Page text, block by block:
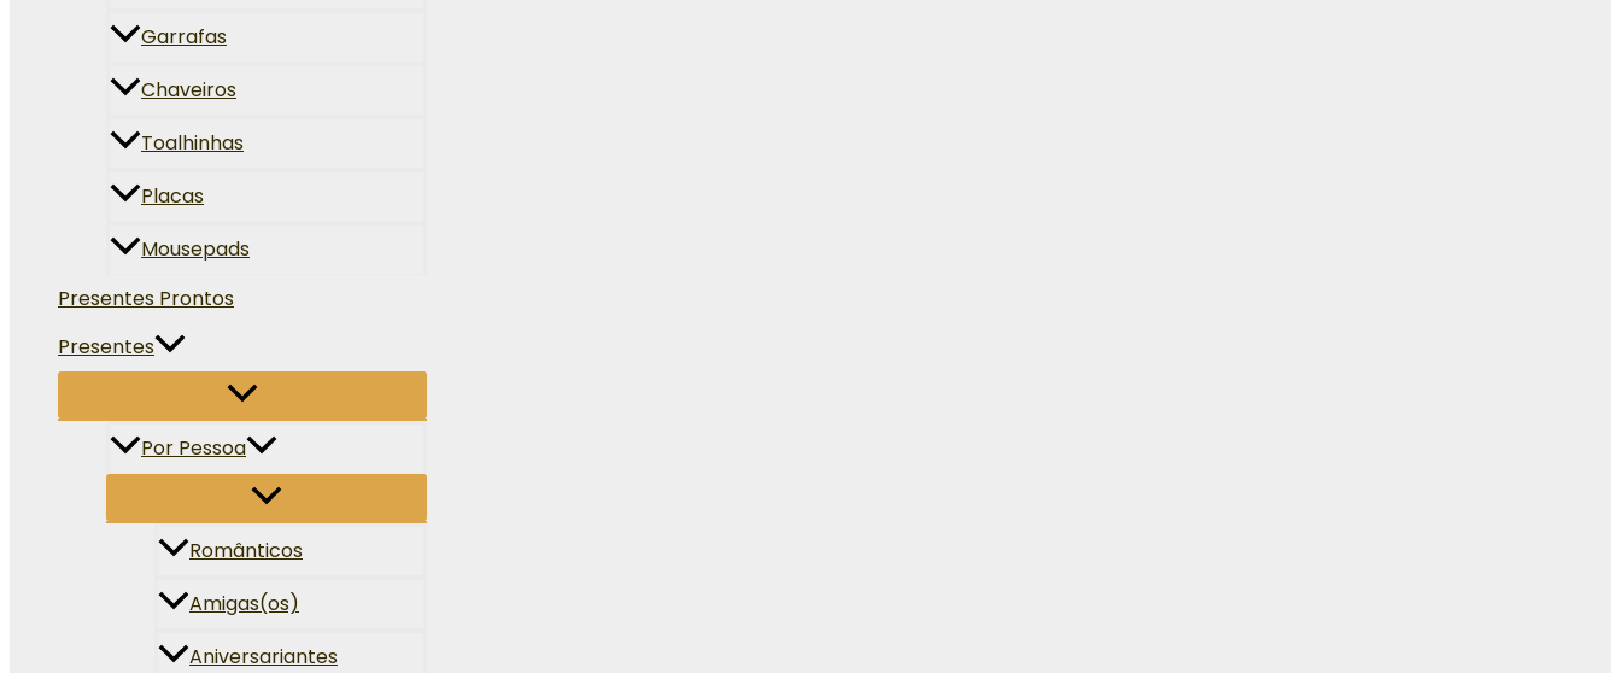
Garrafas
Chaveiros
Toalhinhas
Placas
Mousepads
Presentes Prontos
Presentes
Por Pessoa
Românticos
Amigas(os)
Aniversariantes